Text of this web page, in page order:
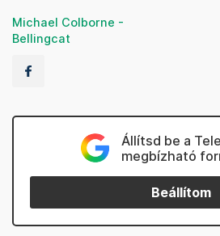
Michael Colborne -
Bellingcat
Állítsd be a
megbízható
Beállítom